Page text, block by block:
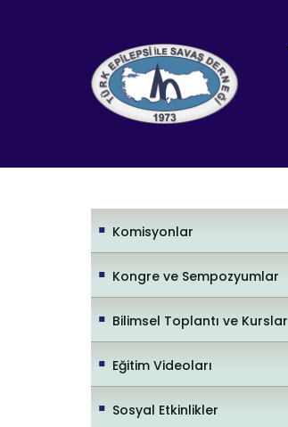
Komisyonlar
Kongre ve Sempozyumlar
Bilimsel Toplantı ve Kurslar
Eğitim Videoları
Sosyal Etkinlikler